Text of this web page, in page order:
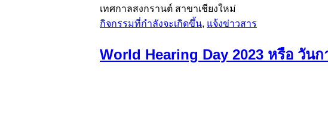
เทศกาลสงกรานต์ สาขาเชียงใหม่
กิจกรรมที่กำลังจะเกิดขึ้น, แจ้งข่าวสาร
World Hearing Day 2023 หรือ วันก